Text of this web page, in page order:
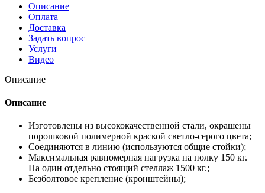
Описание
Оплата
Доставка
Задать вопрос
Услуги
Видео
Описание
Описание
Изготовлены из высококачественной стали, окрашены
порошковой полимерной краской светло-серого цвета;
Соединяются в линию (используются общие стойки);
Максимальная равномерная нагрузка на полку 150 кг.
На один отдельно стоящий стеллаж 1500 кг.;
Безболтовое крепление (кронштейны);